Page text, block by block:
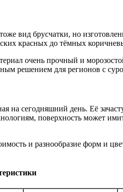
вид брусчатки, но
красных до тёмных
очень прочный и
решением для регионов с
на сегодняшний день. Её
поверхность может
и разнообразие форм и